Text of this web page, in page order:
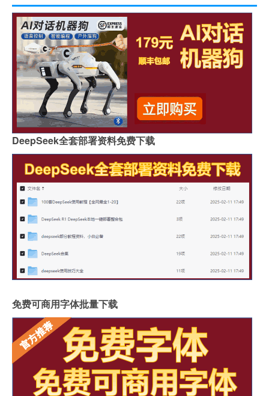
DeepSeek全套部署资料免费下载
免费可商用字体批量下载